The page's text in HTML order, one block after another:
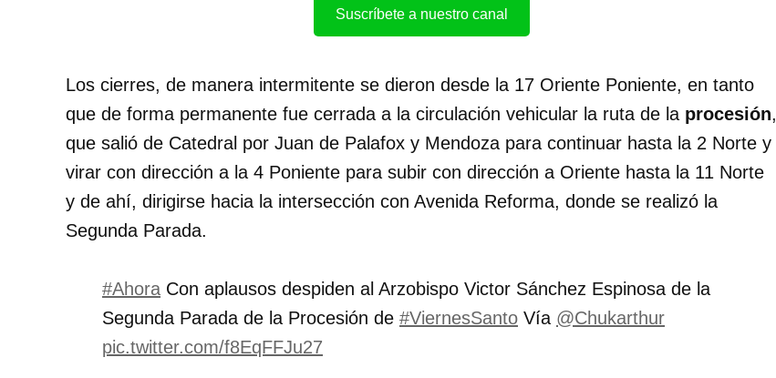
Suscríbete a nuestro canal
Los cierres, de manera intermitente se dieron desde la 17 Oriente Poniente, en tanto
que de forma permanente fue cerrada a la circulación vehicular la ruta de la procesión,
que salió de Catedral por Juan de Palafox y Mendoza para continuar hasta la 2 Norte y
virar con dirección a la 4 Poniente para subir con dirección a Oriente hasta la 11 Norte
y de ahí, dirigirse hacia la intersección con Avenida Reforma, donde se realizó la
Segunda Parada.
#Ahora Con aplausos despiden al Arzobispo Victor Sánchez Espinosa de la
Segunda Parada de la Procesión de #ViernesSanto Vía @Chukarthur
pic.twitter.com/f8EqFFJu27